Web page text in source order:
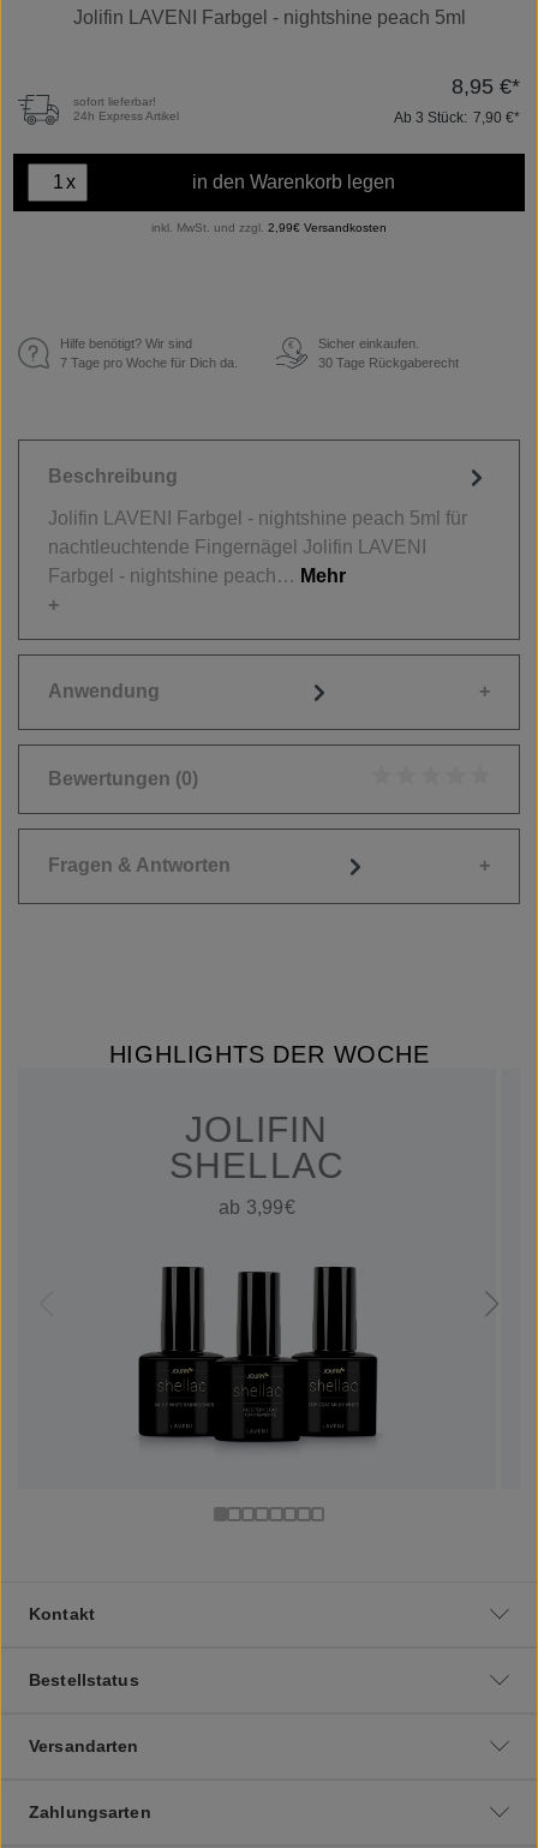
Jolifin LAVENI Farbgel - nightshine peach 5ml
sofort lieferbar!
24h Express Artikel
8,95 €*
Ab 3 Stück: 7,90 €*
x in den Warenkorb legen
inkl. MwSt. und zzgl. 2,99€ Versandkosten
Hilfe benötigt? Wir sind
7 Tage pro Woche für Dich da.
€
Sicher einkaufen.
30 Tage Rückgaberecht
Beschreibung
Jolifin LAVENI Farbgel - nightshine peach 5ml für
nachtleuchtende Fingernägel Jolifin LAVENI
Farbgel - nightshine peach… Mehr
Anwendung
Bewertungen (0)
Fragen & Antworten
HIGHLIGHTS DER WOCHE
JOLIFIN
SHELLAC
ab 3,99€
Kontakt
Bestellstatus
Versandarten
Zahlungsarten